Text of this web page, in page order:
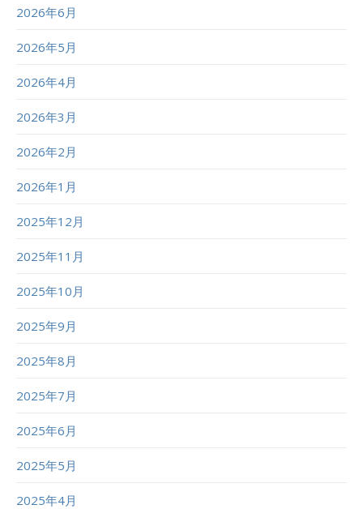
2026年6月
2026年5月
2026年4月
2026年3月
2026年2月
2026年1月
2025年12月
2025年11月
2025年10月
2025年9月
2025年8月
2025年7月
2025年6月
2025年5月
2025年4月